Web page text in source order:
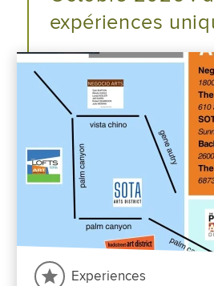
expériences
Experiences